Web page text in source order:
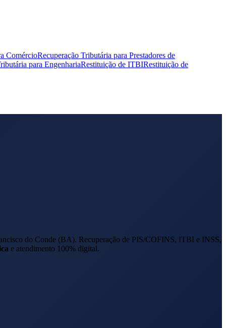
ComércioRecuperação Tributária para Prestadores de
para EngenhariaRestituição de ITBIRestituição de
do Conde (BA). Recuperação de PIS/COFINS, ITBI e INSS,
e atendimento 100% digital.